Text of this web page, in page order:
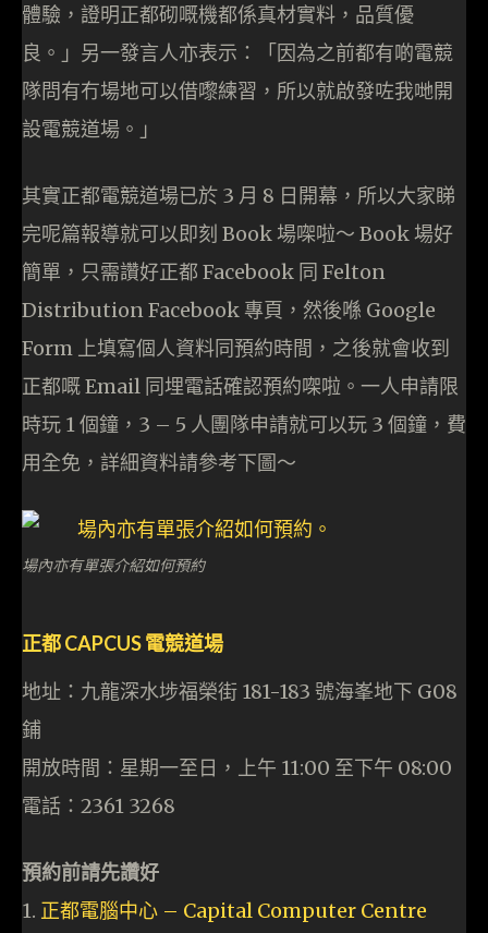
體驗，證明正都砌嘅機都係真材實料，品質優
良。」另一發言人亦表示：「因為之前都有啲電競
隊問有冇場地可以借嚟練習，所以就啟發咗我哋開
設電競道場。」
其實正都電競道場已於 3 月 8 日開幕，所以大家睇
完呢篇報導就可以即刻 Book 場㗎啦～ Book 場好
簡單，只需讚好正都 Facebook 同 Felton
Distribution Facebook 專頁，然後喺 Google
Form 上填寫個人資料同預約時間，之後就會收到
正都嘅 Email 同埋電話確認預約㗎啦。一人申請限
時玩 1 個鐘，3 – 5 人團隊申請就可以玩 3 個鐘，費
用全免，詳細資料請參考下圖～
場內亦有單張介紹如何預約
正都 CAPCUS 電競道場
地址：九龍深水埗福榮街 181-183 號海峯地下 G08
鋪
開放時間：星期一至日，上午 11:00 至下午 08:00
電話：2361 3268
預約前請先讚好
1. 正都電腦中心 – Capital Computer Centre